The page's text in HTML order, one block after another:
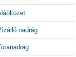
nadrág